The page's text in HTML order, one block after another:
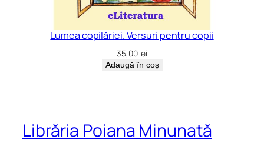
Lumea copilăriei. Versuri pentru copii
35,00lei
Adaugă în coș
Librăria Poiana Minunată